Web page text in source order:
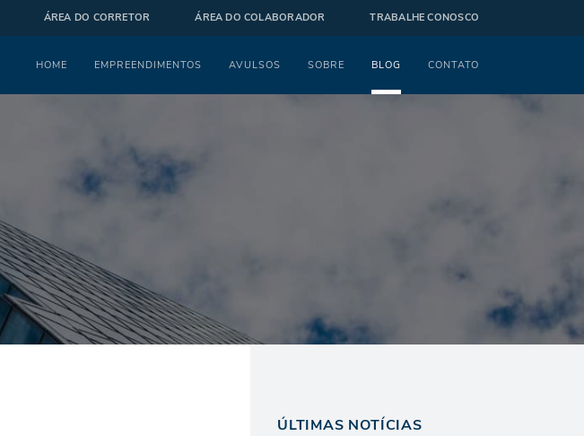
ÁREA DO CORRETOR ÁREA DO COLABORADOR TRABALHE CONOSCO
Menu
HOME EMPREENDIMENTOS AVULSOS SOBRE BLOG CONTATO
ÚLTIMAS NOTÍCIAS